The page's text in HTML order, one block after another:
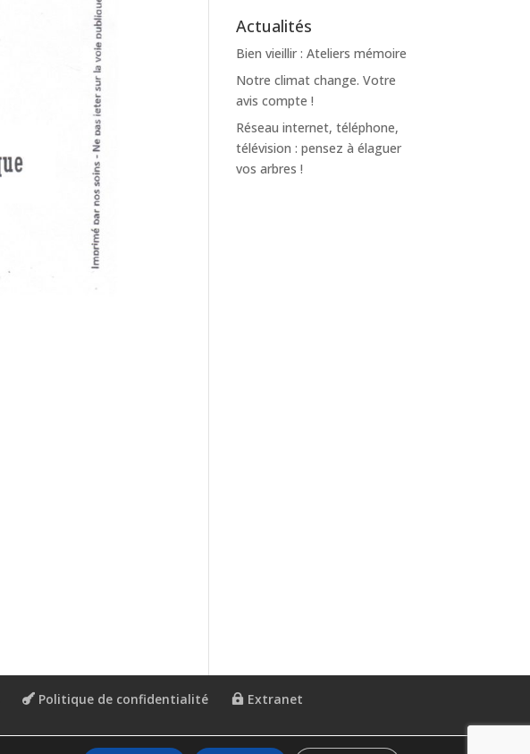
Actualités
Bien vieillir : Ateliers mémoire
Notre climat change. Votre
avis compte !
Réseau internet, téléphone,
télévision : pensez à élaguer
vos arbres !
Politique de confidentialité
Extranet